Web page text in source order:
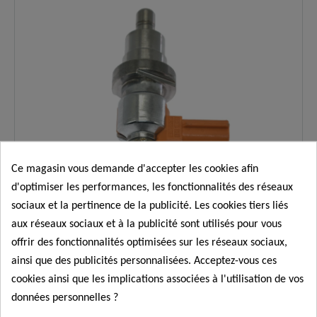
démarrage", perte de puissance.
Renault Scenic IV, Grand Scenic IV,
Kadjar 1.7 Blue dCi.
En stock, expédition immédiate,
livraison express 48h.
Injecteurs ADBLUE
njecteur AdBlue remplace 8200778880 Renault 2.3
Ce magasin vous demande d'accepter les cookies afin
d'optimiser les performances, les fonctionnalités des réseaux
sociaux et la pertinence de la publicité. Les cookies tiers liés
aux réseaux sociaux et à la publicité sont utilisés pour vous
offrir des fonctionnalités optimisées sur les réseaux sociaux,
ainsi que des publicités personnalisées. Acceptez-vous ces
cookies ainsi que les implications associées à l'utilisation de vos
données personnelles ?